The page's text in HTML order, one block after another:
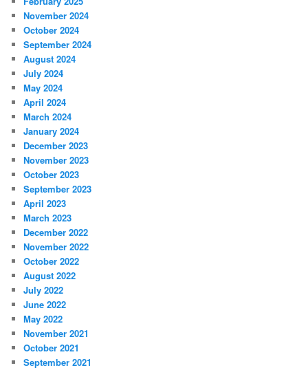
November 2024
October 2024
September 2024
August 2024
July 2024
May 2024
April 2024
March 2024
January 2024
December 2023
November 2023
October 2023
September 2023
April 2023
March 2023
December 2022
November 2022
October 2022
August 2022
July 2022
June 2022
May 2022
November 2021
October 2021
September 2021